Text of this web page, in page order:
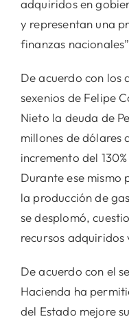
adquiridos en
y representan una
finanzas
De acuerdo con los
sexenios de Felipe
Nieto la deuda de
millones de dólares
incremento del
Durante ese mismo
la producción de
se desplomó,
recursos
De acuerdo con el
Hacienda ha
del Estado mejore